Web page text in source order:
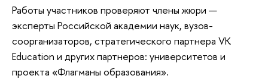
Работы участников проверяют члены жюри —
эксперты Российской академии наук, вузов-
соорганизаторов, стратегического партнера VK
Education и других партнеров: университетов и
проекта «Флагманы образования».